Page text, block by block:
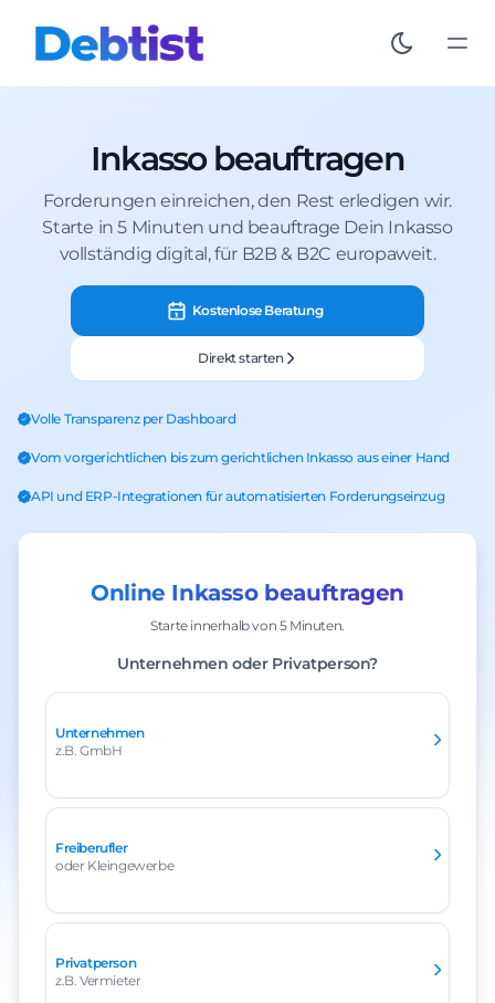
Inkasso beauftragen
Forderungen einreichen, den Rest erledigen wir.
Starte in 5 Minuten und beauftrage Dein Inkasso
vollständig digital, für B2B & B2C europaweit.
Kostenlose Beratung
Direkt starten
Volle Transparenz per Dashboard
Vom vorgerichtlichen bis zum gerichtlichen Inkasso aus einer Hand
API und ERP-Integrationen für automatisierten Forderungseinzug
Online Inkasso beauftragen
Starte innerhalb von 5 Minuten.
Unternehmen oder Privatperson?
Unternehmen
z.B. GmbH
Freiberufler
oder Kleingewerbe
Privatperson
z.B. Vermieter